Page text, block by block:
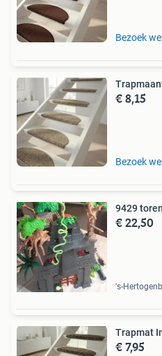
Bezoek
€ 8,15
Bezoek
9429
€ 22,50
's-
Trapmat
€ 7,95